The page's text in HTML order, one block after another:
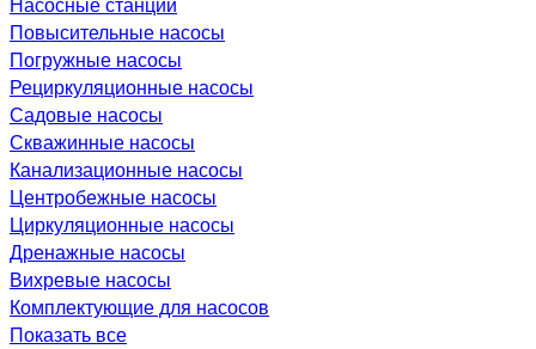
Повысительные насосы
Погружные насосы
Рециркуляционные насосы
Садовые насосы
Скважинные насосы
Канализационные насосы
Центробежные насосы
Циркуляционные насосы
Дренажные насосы
Вихревые насосы
Комплектующие для насосов
Показать все